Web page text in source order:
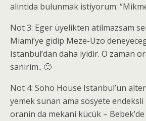
alintida bulunmak istiyorum:
Not 3: Eger üyelikten atilmazsam
Miami’ye gidip Meze-Uzo
Istanbul’dan daha iyidir. O zaman
sanirim.. 🙂
Not 4: Soho House Istanbul’un
yemek sunan ama sosyete endeksli
oranin da mekani kücük –